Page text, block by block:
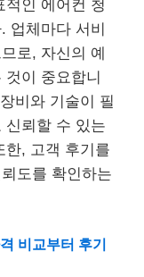
적인 에어컨 청
업체마다 서비
로, 자신의 예
이 중요합니
비와 기술이 필
신뢰할 수 있는
한, 고객 후기를
도를 확인하는
비교부터 후기